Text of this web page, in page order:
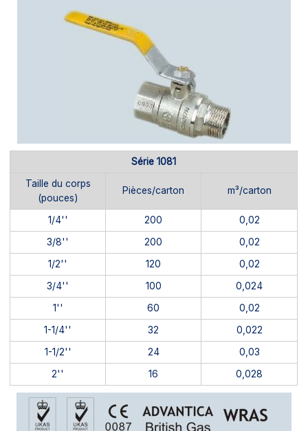
Série 1081
Taille du corps
(pouces)
Pièces/carton m³/carton
1/4'' 200
0,02
3/8''
200
0,02
1/2''
120
0,02
3/4''
100
0,024
1''
60
0,02
1-1/4''
32
0,022
1-1/2''
24
0,03
2''
16 0,028